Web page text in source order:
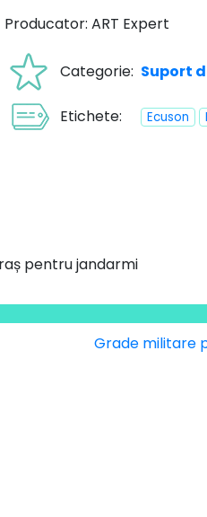
Producator: ART Expert
Categorie: Suport
Etichete: Ecuson
pentru jandarmi
Grade militare